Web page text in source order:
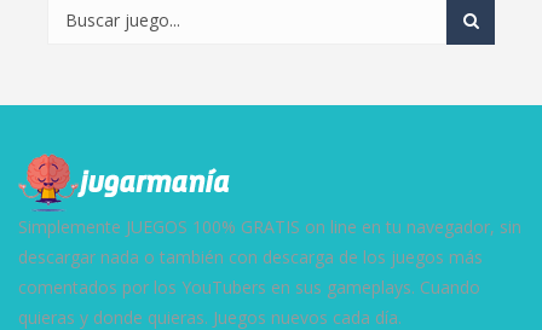
Simplemente JUEGOS 100% GRATIS on line en tu navegador, sin
descargar nada o también con descarga de los juegos más
comentados por los YouTubers en sus gameplays. Cuando
quieras y donde quieras. Juegos nuevos cada día.